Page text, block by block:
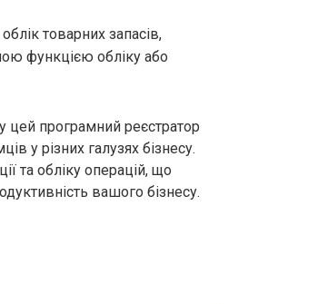
товарних запасів,
функцією обліку або
цей програмний реєстратор
у різних галузях бізнесу.
та обліку операцій, що
вашого бізнесу.